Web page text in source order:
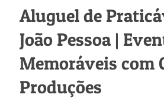
Aluguel de
João Pessoa |
Memoráveis com
Produções